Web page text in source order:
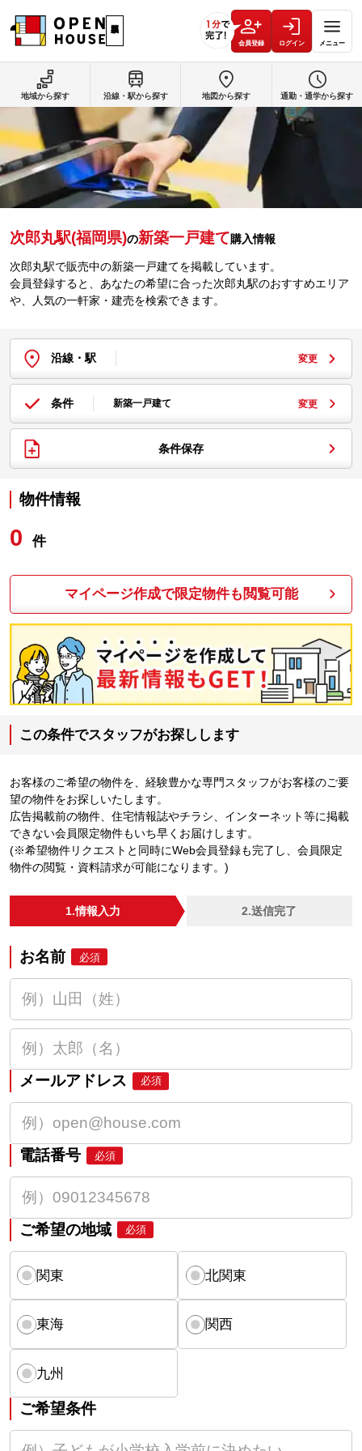
会員登録 ログイン メニュー
次郎丸駅(福岡県)の新築一戸建て購入情報
次郎丸駅で販売中の新築一戸建てを掲載しています。
会員登録すると、あなたの希望に合った次郎丸駅のおすすめエリア
や、人気の一軒家・建売を検索できます。
沿線・駅 変更
条件 新築一戸建て 変更
条件保存
物件情報
0 件
マイページ作成で限定物件も閲覧可能
この条件でスタッフがお探しします
お客様のご希望の物件を、経験豊かな専門スタッフがお客様のご要
望の物件をお探しいたします。
広告掲載前の物件、住宅情報誌やチラシ、インターネット等に掲載
できない会員限定物件もいち早くお届けします。
(※希望物件リクエストと同時にWeb会員登録も完了し、会員限定
物件の閲覧・資料請求が可能になります。)
1.情報入力 2.送信完了
お名前 必須
メールアドレス 必須
電話番号 必須
ご希望の地域 必須
関東 北関東
東海 関西
九州
ご希望条件
地域から探す 沿線・駅から探す 地図から探す 通勤・通学から探す